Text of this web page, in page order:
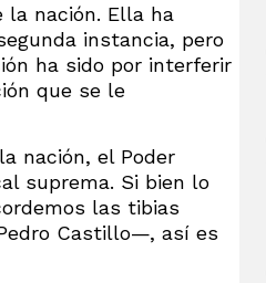
la nación. Ella ha
instancia, pero
ha sido por interferir
que se le
nación, el Poder
suprema. Si bien lo
las tibias
Castillo—, así es